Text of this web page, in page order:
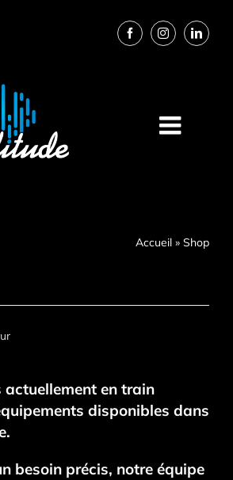
Accueil » Shop
actuellement en train
disponibles dans
besoin précis, notre équipe